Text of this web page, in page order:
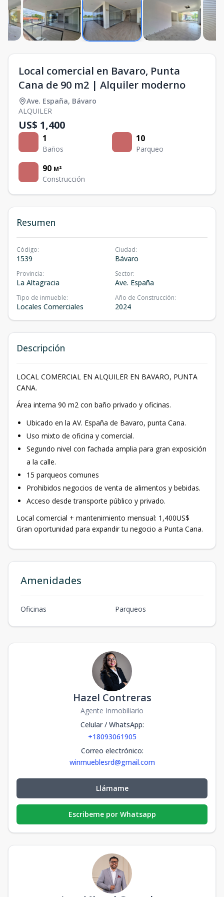
Local comercial en Bavaro, Punta
Cana de 90 m2 | Alquiler moderno
Ave. España, Bávaro
ALQUILER
US$ 1,400
1
Baños
10
Parqueo
90 M²
Construcción
Resumen
Código:
1539
Ciudad:
Bávaro
Provincia:
La Altagracia
Sector:
Ave. España
Tipo de inmueble:
Locales Comerciales
Año de Construcción:
2024
Descripción
LOCAL COMERCIAL EN ALQUILER EN BAVARO, PUNTA
CANA.
Área interna 90 m2 con baño privado y oficinas.
Ubicado en la AV. España de Bavaro, punta Cana.
Uso mixto de oficina y comercial.
Segundo nivel con fachada amplia para gran exposición
a la calle.
15 parqueos comunes
Prohibidos negocios de venta de alimentos y bebidas.
Acceso desde transporte público y privado.
Local comercial + mantenimiento mensual: 1,400US$
Gran oportunidad para expandir tu negocio a Punta Cana.
Amenidades
Oficinas Parqueos
Hazel Contreras
Agente Inmobiliario
Celular / WhatsApp:
+18093061905
Correo electrónico:
winmueblesrd@gmail.com
Llámame
Escribeme por Whatsapp